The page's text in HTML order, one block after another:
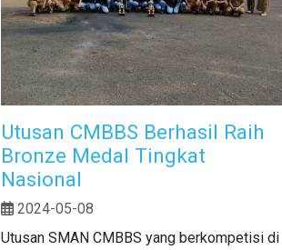
Utusan CMBBS Berhasil Raih
Bronze Medal Tingkat
Nasional
2024-05-08
Utusan SMAN CMBBS yang berkompetisi di